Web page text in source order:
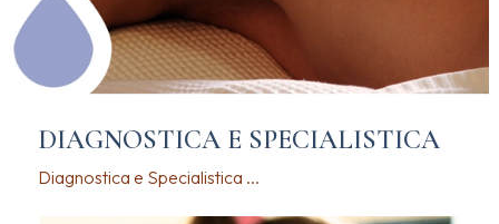
DIAGNOSTICA E SPECIALISTICA
Diagnostica e Specialistica ...